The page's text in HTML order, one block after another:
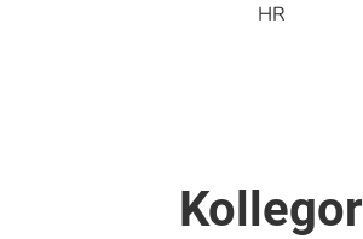
HR
Kollegor